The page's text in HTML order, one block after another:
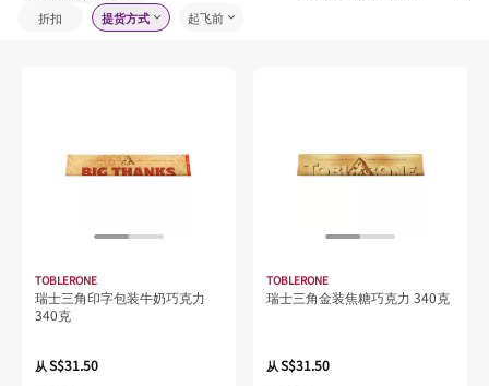
折扣 提货方式 起飞前
TOBLERONE
瑞士三角印字包装牛奶巧克力
340克
从S$31.50
TOBLERONE
瑞士三角金装焦糖巧克力 340克
从S$31.50